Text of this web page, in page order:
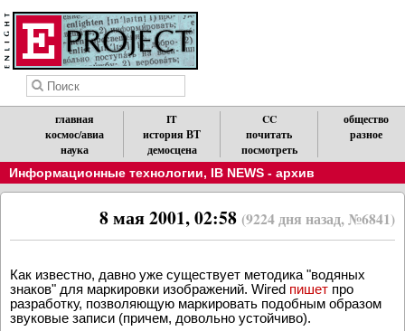
главная
космос/авиа
наука
IT
история ВТ
демосцена
CC
почитать
посмотреть
общество
разное
Информационные технологии, IB NEWS - архив
8 мая 2001, 02:58 (9224 дня назад, №6841)
Как известно, давно уже существует методика "водяных
знаков" для маркировки изображений. Wired пишет про
разработку, позволяющую маркировать подобным образом
звуковые записи (причем, довольно устойчиво).